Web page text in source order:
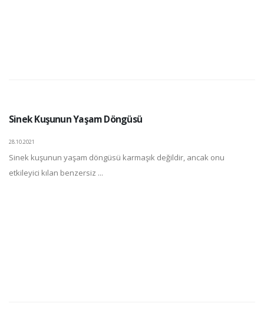
Sinek Kuşunun Yaşam Döngüsü
28.10.2021
Sinek kuşunun yaşam döngüsü karmaşık değildir, ancak onu
etkileyici kılan benzersiz ...